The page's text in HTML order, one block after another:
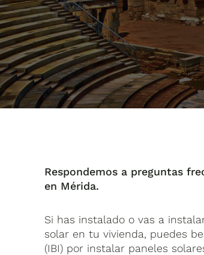
Respondemos a preguntas
en Mérida.
Si has instalado o vas a
solar en tu vivienda, puedes
(IBI) por instalar paneles